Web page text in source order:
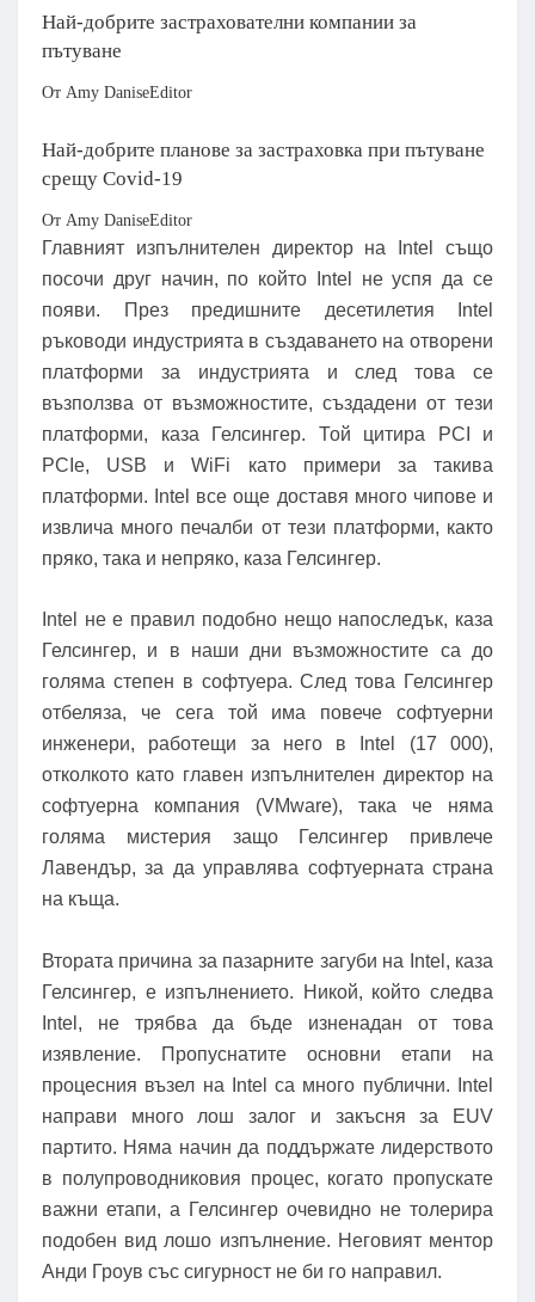
Най-добрите застрахователни компании за
пътуване
От Amy DaniseEditor
Най-добрите планове за застраховка при пътуване
срещу Covid-19
От Amy DaniseEditor
Главният изпълнителен директор на Intel също
посочи друг начин, по който Intel не успя да се
появи. През предишните десетилетия Intel
ръководи индустрията в създаването на отворени
платформи за индустрията и след това се
възползва от възможностите, създадени от тези
платформи, каза Гелсингер. Той цитира PCI и
PCIe, USB и WiFi като примери за такива
платформи. Intel все още доставя много чипове и
извлича много печалби от тези платформи, както
пряко, така и непряко, каза Гелсингер.
Intel не е правил подобно нещо напоследък, каза
Гелсингер, и в наши дни възможностите са до
голяма степен в софтуера. След това Гелсингер
отбеляза, че сега той има повече софтуерни
инженери, работещи за него в Intel (17 000),
отколкото като главен изпълнителен директор на
софтуерна компания (VMware), така че няма
голяма мистерия защо Гелсингер привлече
Лавендър, за да управлява софтуерната страна
на къща.
Втората причина за пазарните загуби на Intel, каза
Гелсингер, е изпълнението. Никой, който следва
Intel, не трябва да бъде изненадан от това
изявление. Пропуснатите основни етапи на
процесния възел на Intel са много публични. Intel
направи много лош залог и закъсня за EUV
партито. Няма начин да поддържате лидерството
в полупроводниковия процес, когато пропускате
важни етапи, а Гелсингер очевидно не толерира
подобен вид лошо изпълнение. Неговият ментор
Анди Гроув със сигурност не би го направил.